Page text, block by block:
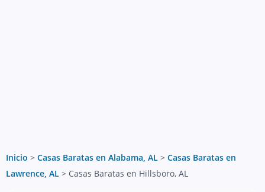
Inicio > Casas Baratas en Alabama, AL > Casas Baratas en
Lawrence, AL > Casas Baratas en Hillsboro, AL